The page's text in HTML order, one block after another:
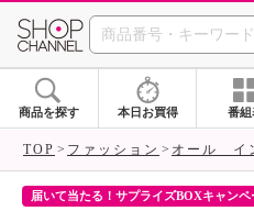
商品を探す 本日お買得 番組
TOP ファッション オール イ
届いて当たる！サプライズBOXキャンペ